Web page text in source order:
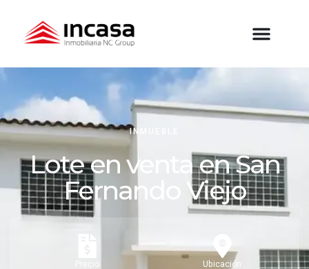
INMUEBLE
Lote en venta en San
Fernando Viejo
Ubicación